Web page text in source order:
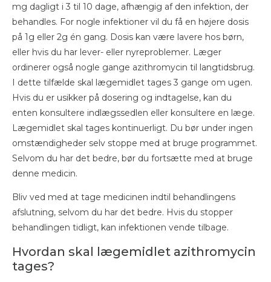
mg dagligt i 3 til 10 dage, afhængig af den infektion, der
behandles. For nogle infektioner vil du få en højere dosis
på 1g eller 2g én gang. Dosis kan være lavere hos børn,
eller hvis du har lever- eller nyreproblemer. Læger
ordinerer også nogle gange azithromycin til langtidsbrug.
I dette tilfælde skal lægemidlet tages 3 gange om ugen.
Hvis du er usikker på dosering og indtagelse, kan du
enten konsultere indlægssedlen eller konsultere en læge.
Lægemidlet skal tages kontinuerligt. Du bør under ingen
omstændigheder selv stoppe med at bruge programmet.
Selvom du har det bedre, bør du fortsætte med at bruge
denne medicin.
Bliv ved med at tage medicinen indtil behandlingens
afslutning, selvom du har det bedre. Hvis du stopper
behandlingen tidligt, kan infektionen vende tilbage.
Hvordan skal lægemidlet azithromycin
tages?